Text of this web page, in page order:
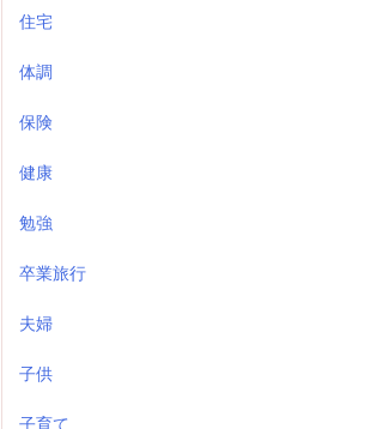
住宅
体調
保険
健康
勉強
卒業旅行
夫婦
子供
子育て